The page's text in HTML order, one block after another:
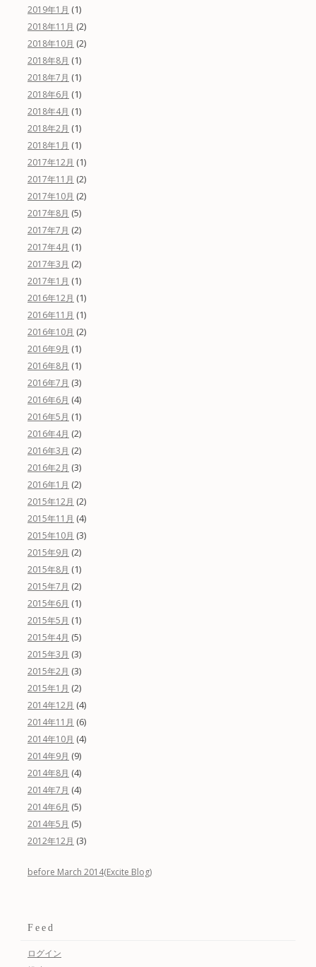
2019年1月 (1)
2018年11月 (2)
2018年10月 (2)
2018年8月 (1)
2018年7月 (1)
2018年6月 (1)
2018年4月 (1)
2018年2月 (1)
2018年1月 (1)
2017年12月 (1)
2017年11月 (2)
2017年10月 (2)
2017年8月 (5)
2017年7月 (2)
2017年4月 (1)
2017年3月 (2)
2017年1月 (1)
2016年12月 (1)
2016年11月 (1)
2016年10月 (2)
2016年9月 (1)
2016年8月 (1)
2016年7月 (3)
2016年6月 (4)
2016年5月 (1)
2016年4月 (2)
2016年3月 (2)
2016年2月 (3)
2016年1月 (2)
2015年12月 (2)
2015年11月 (4)
2015年10月 (3)
2015年9月 (2)
2015年8月 (1)
2015年7月 (2)
2015年6月 (1)
2015年5月 (1)
2015年4月 (5)
2015年3月 (3)
2015年2月 (3)
2015年1月 (2)
2014年12月 (4)
2014年11月 (6)
2014年10月 (4)
2014年9月 (9)
2014年8月 (4)
2014年7月 (4)
2014年6月 (5)
2014年5月 (5)
2012年12月 (3)
before March 2014(Excite Blog)
Feed
ログイン